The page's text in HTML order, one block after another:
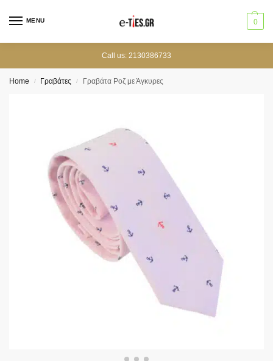
MENU 0
Call us: 2130386733
Home / Γραβάτες / Γραβάτα Ροζ με Άγκυρες